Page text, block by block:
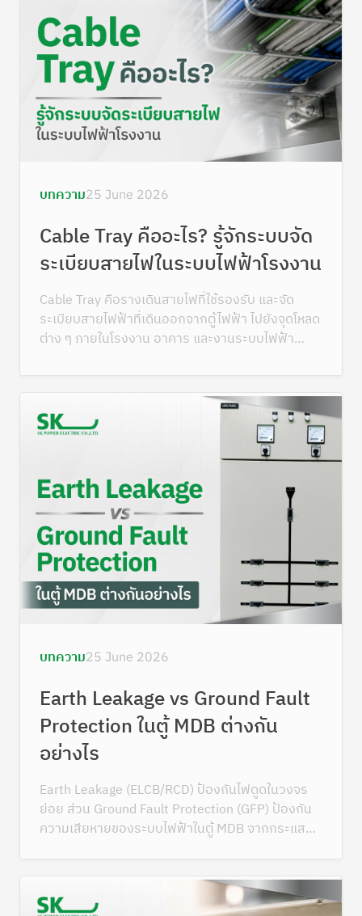
บทความ25 June 2026
Cable Tray คืออะไร? รู้จักระบบจัด
ระเบียบสายไฟในระบบไฟฟ้าโรงงาน
Cable Tray คือรางเดินสายไฟที่ใช้รองรับ และจัด
ระเบียบสายไฟฟ้าที่เดินออกจากตู้ไฟฟ้า ไปยังจุดโหลด
ต่าง ๆ ภายในโรงงาน อาคาร และงานระบบไฟฟ้า
บทความ25 June 2026
Earth Leakage vs Ground Fault
Protection ในตู้ MDB ต่างกัน
อย่างไร
Earth Leakage (ELCB/RCD) ป้องกันไฟดูดในวงจร
ย่อย ส่วน Ground Fault Protection (GFP) ป้องกัน
ความเสียหายของระบบไฟฟ้าในตู้ MDB จากกระแสรั่ว